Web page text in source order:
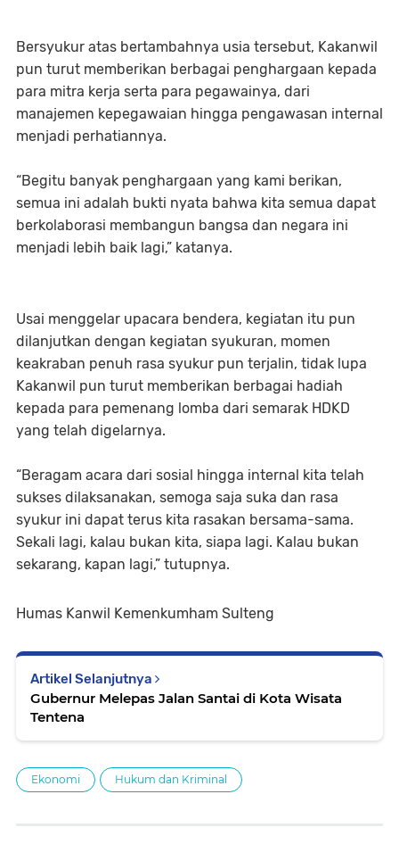
Bersyukur atas bertambahnya usia tersebut, Kakanwil
pun turut memberikan berbagai penghargaan kepada
para mitra kerja serta para pegawainya, dari
manajemen kepegawaian hingga pengawasan internal
menjadi perhatiannya.
“Begitu banyak penghargaan yang kami berikan,
semua ini adalah bukti nyata bahwa kita semua dapat
berkolaborasi membangun bangsa dan negara ini
menjadi lebih baik lagi,” katanya.
Usai menggelar upacara bendera, kegiatan itu pun
dilanjutkan dengan kegiatan syukuran, momen
keakraban penuh rasa syukur pun terjalin, tidak lupa
Kakanwil pun turut memberikan berbagai hadiah
kepada para pemenang lomba dari semarak HDKD
yang telah digelarnya.
“Beragam acara dari sosial hingga internal kita telah
sukses dilaksanakan, semoga saja suka dan rasa
syukur ini dapat terus kita rasakan bersama-sama.
Sekali lagi, kalau bukan kita, siapa lagi. Kalau bukan
sekarang, kapan lagi,” tutupnya.
Humas Kanwil Kemenkumham Sulteng
Artikel Selanjutnya
Gubernur Melepas Jalan Santai di Kota Wisata
Tentena
Ekonomi Hukum dan Kriminal